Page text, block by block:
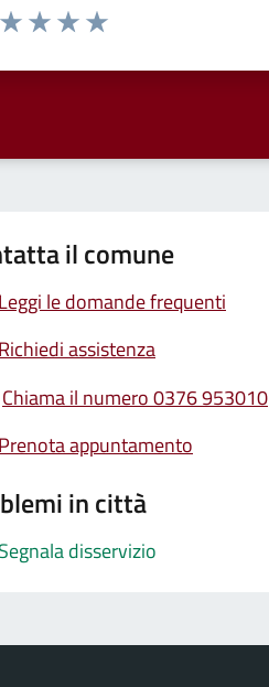
da 1 a 5 stelle la pagina
il comune
Leggi le domande frequenti
Richiedi assistenza
Chiama il numero 0376 953010
Prenota appuntamento
in città
Segnala disservizio